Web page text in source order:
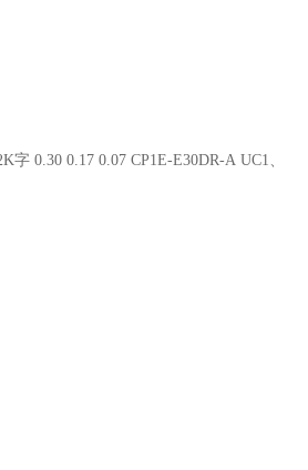
字 0.30 0.17 0.07 CP1E-E30DR-A UC1、